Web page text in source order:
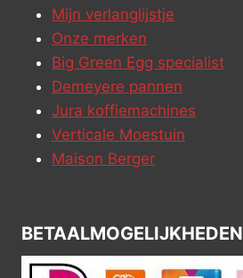
Mijn verlanglijstje
Onze merken
Big Green Egg specialist
Demeyere pannen
Jura koffiemachines
Verticale Moestuin
Maison Berger
BETAALMOGELIJKHEDEN